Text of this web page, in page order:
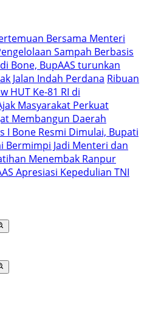
Bersama Menteri
Sampah Berbasis
Bone, BupAAS turunkan
Jalan Indah Perdana Ribuan
HUT Ke-81 RI di
Masyarakat Perkuat
Membangun Daerah
I Bone Resmi Dimulai, Bupati
Bermimpi Jadi Menteri dan
Menembak Ranpur
Apresiasi Kepedulian TNI